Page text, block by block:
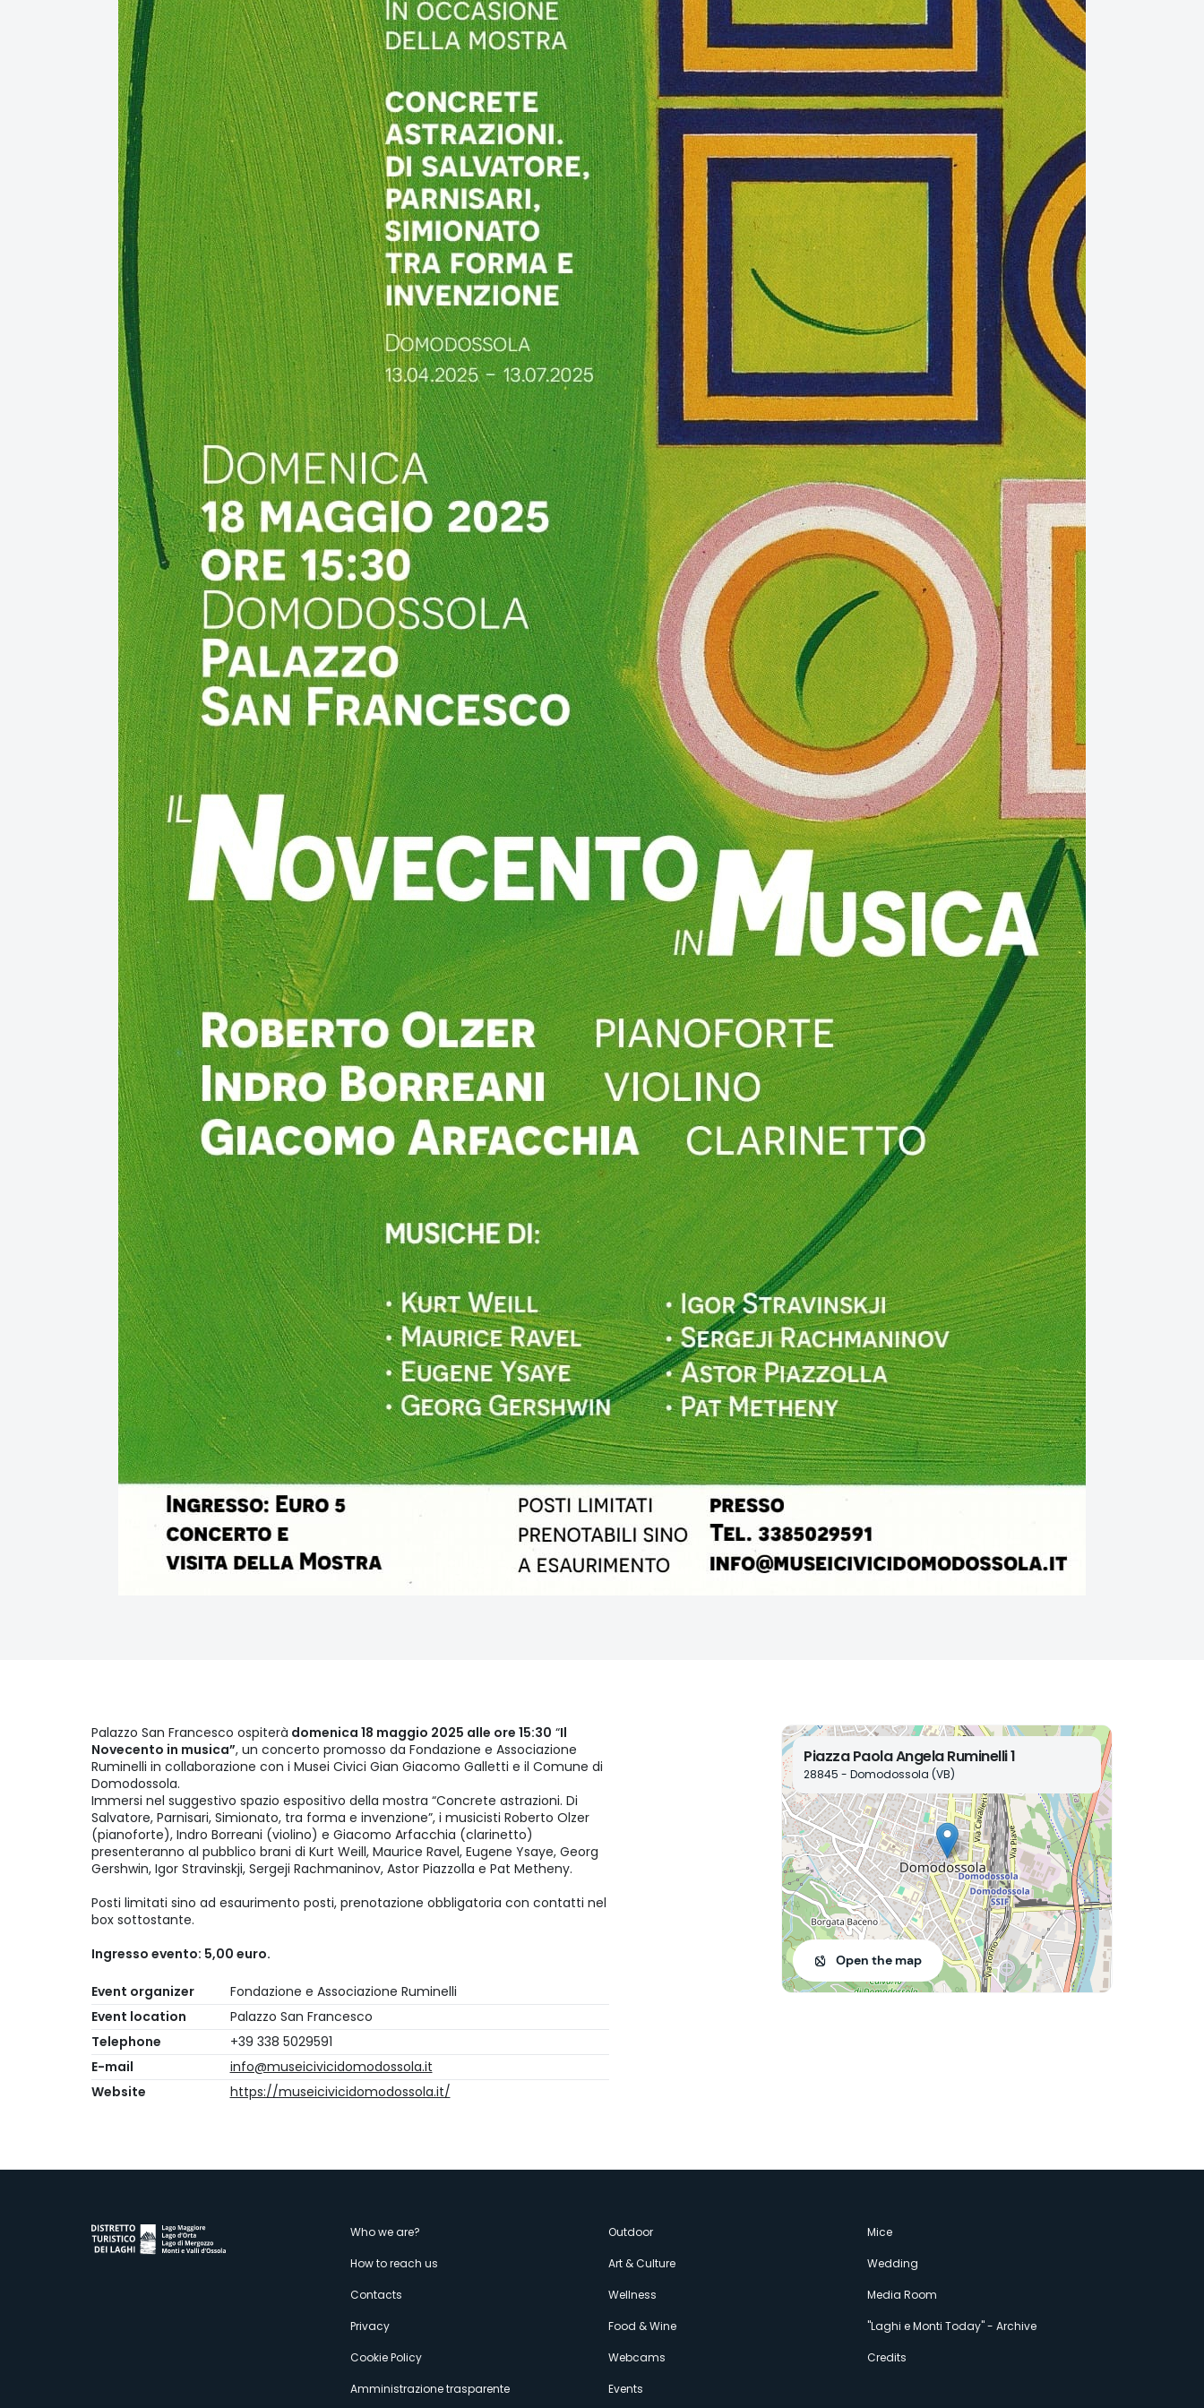
Palazzo San Francesco ospiterà domenica 18 maggio 2025 alle ore 15:30 “Il
Novecento in musica”, un concerto promosso da Fondazione e Associazione
Ruminelli in collaborazione con i Musei Civici Gian Giacomo Galletti e il Comune di
Domodossola.
Immersi nel suggestivo spazio espositivo della mostra “Concrete astrazioni. Di
Salvatore, Parnisari, Simionato, tra forma e invenzione”, i musicisti Roberto Olzer
(pianoforte), Indro Borreani (violino) e Giacomo Arfacchia (clarinetto)
presenteranno al pubblico brani di Kurt Weill, Maurice Ravel, Eugene Ysaye, Georg
Gershwin, Igor Stravinskji, Sergeji Rachmaninov, Astor Piazzolla e Pat Metheny.
Posti limitati sino ad esaurimento posti, prenotazione obbligatoria con contatti nel
box sottostante.
Ingresso evento: 5,00 euro.
Event organizer
Fondazione e Associazione Ruminelli
Event location
Palazzo San Francesco
Telephone
+39 338 5029591
E-mail
info@museicivicidomodossola.it
Website
https://museicivicidomodossola.it/
Piazza Paola Angela Ruminelli 1
28845 - Domodossola (VB)
Open the map
Menù
secondario
Who we are?
How to reach us
Contacts
Privacy
Cookie Policy
Amministrazione trasparente
Outdoor
Art & Culture
Wellness
Food & Wine
Webcams
Events
Mice
Wedding
Media Room
"Laghi e Monti Today" - Archive
Credits